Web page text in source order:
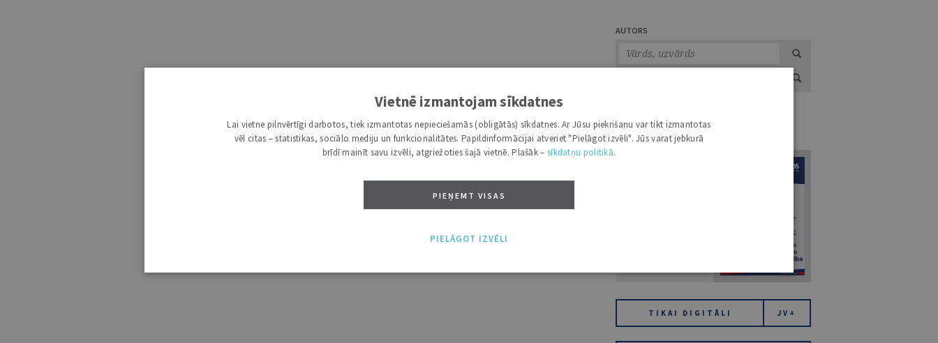
AUTORS
ŽURNĀLU KATALOGS /
TIKAI DIGITĀLI JV+
Vietnē izmantojam sīkdatnes
Lai vietne pilnvērtīgi darbotos, tiek izmantotas nepieciešamās (obligātās) sīkdatnes. Ar Jūsu piekrišanu var tikt izmantotas
vēl citas – statistikas, sociālo mediju un funkcionalitātes. Papildinformācijai atveriet "Pielāgot izvēli". Jūs varat jebkurā
brīdī mainīt savu izvēli, atgriežoties šajā vietnē. Plašāk – sīkdatņu politikā.
PIEŅEMT VISAS
PIELĀGOT IZVĒLI